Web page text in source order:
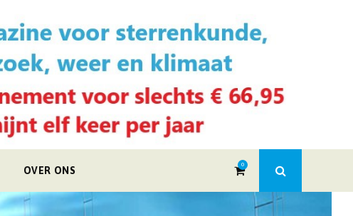
OVER ONS
0